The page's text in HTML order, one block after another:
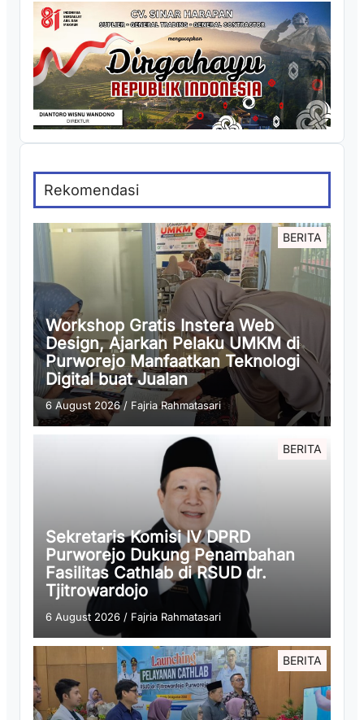
Rekomendasi
BERITA
Workshop Gratis Instera Web
Design, Ajarkan Pelaku UMKM di
Purworejo Manfaatkan Teknologi
Digital buat Jualan
6 August 2026/ Fajria Rahmatasari
BERITA
Sekretaris Komisi IV DPRD
Purworejo Dukung Penambahan
Fasilitas Cathlab di RSUD dr.
Tjitrowardojo
6 August 2026 / Fajria Rahmatasari
BERITA